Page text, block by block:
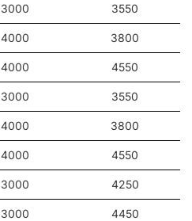
3000 3550
4000 3800
4000 4550
3000 3550
4000 3800
4000 4550
3000 4250
3000 4450